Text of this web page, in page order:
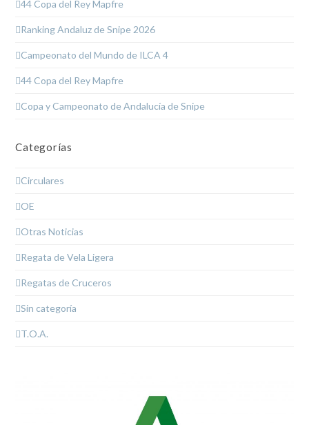
44 Copa del Rey Mapfre
Ranking Andaluz de Snipe 2026
Campeonato del Mundo de ILCA 4
44 Copa del Rey Mapfre
Copa y Campeonato de Andalucía de Snipe
Categorías
Circulares
OE
Otras Noticias
Regata de Vela Ligera
Regatas de Cruceros
Sin categoría
T.O.A.